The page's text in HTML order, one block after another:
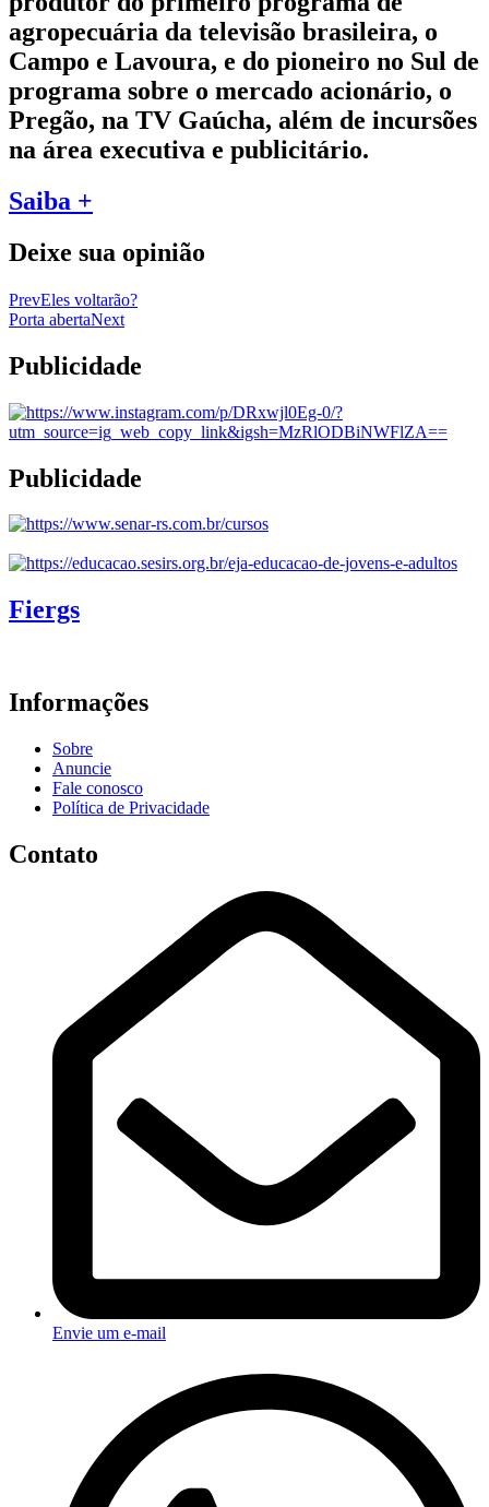
agropecuária da televisão brasileira, o
Campo e Lavoura, e do pioneiro no Sul de
programa sobre o mercado acionário, o
Pregão, na TV Gaúcha, além de incursões
na área executiva e publicitário.
Saiba +
Deixe sua opinião
PrevEles voltarão?
Porta abertaNext
Publicidade
Publicidade
Fiergs
Informações
Sobre
Anuncie
Fale conosco
Política de Privacidade
Contato
Envie um e-mail